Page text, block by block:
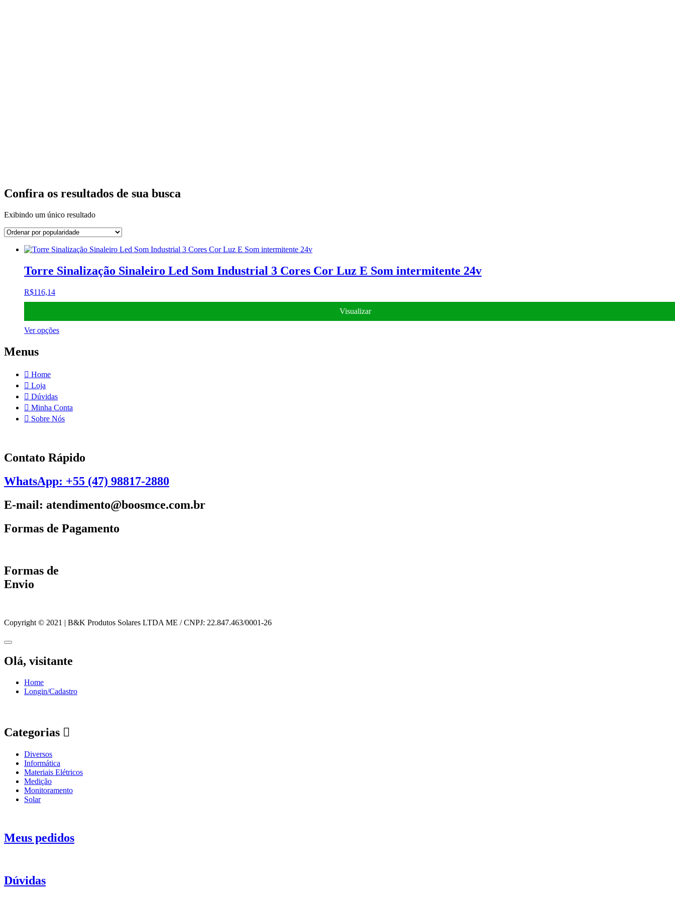
Confira os resultados de sua busca
Exibindo um único resultado
Torre Sinalização Sinaleiro Led Som Industrial 3 Cores Cor Luz E Som intermitente 24v
R$116,14
Visualizar
Ver opçõesEste
escolhidas
na
Menus
Home
Loja
Dúvidas
Minha Conta
Sobre Nós
Contato Rápido
WhatsApp: +55 (47) 98817-2880
E-mail: atendimento@boosmce.com.br
Formas de Pagamento
Formas de
Envio
Copyright © 2021 | B&K Produtos Solares LTDA ME / CNPJ: 22.847.463/0001-26
Olá, visitante
Home
Longin/Cadastro
Categorias
Diversos
Informática
Materiais Elétricos
Medição
Monitoramento
Solar
Meus pedidos
Dúvidas